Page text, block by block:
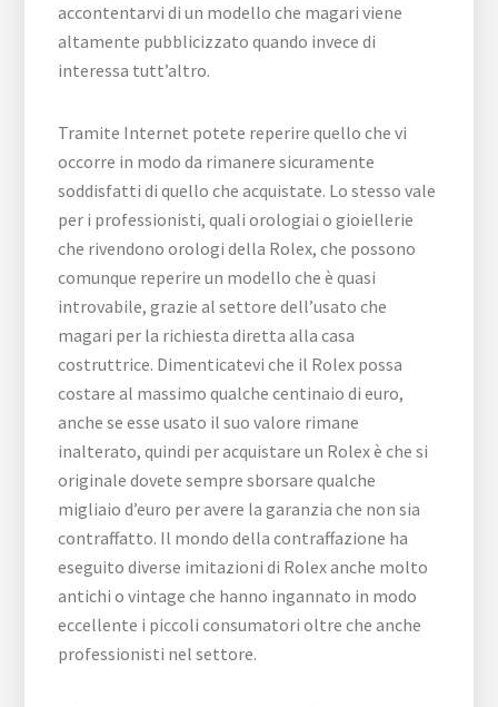
accontentarvi di un modello che magari viene
altamente pubblicizzato quando invece di
interessa tutt’altro.
Tramite Internet potete reperire quello che vi
occorre in modo da rimanere sicuramente
soddisfatti di quello che acquistate. Lo stesso vale
per i professionisti, quali orologiai o gioiellerie
che rivendono orologi della Rolex, che possono
comunque reperire un modello che è quasi
introvabile, grazie al settore dell’usato che
magari per la richiesta diretta alla casa
costruttrice. Dimenticatevi che il Rolex possa
costare al massimo qualche centinaio di euro,
anche se esse usato il suo valore rimane
inalterato, quindi per acquistare un Rolex è che si
originale dovete sempre sborsare qualche
migliaio d’euro per avere la garanzia che non sia
contraffatto. Il mondo della contraffazione ha
eseguito diverse imitazioni di Rolex anche molto
antichi o vintage che hanno ingannato in modo
eccellente i piccoli consumatori oltre che anche
professionisti nel settore.